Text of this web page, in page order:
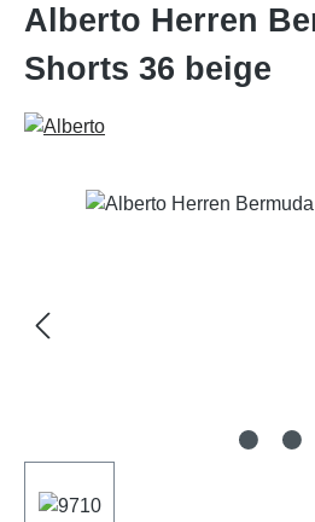
Alberto Herren
Shorts 36 beige
Bildergalerie überspringen